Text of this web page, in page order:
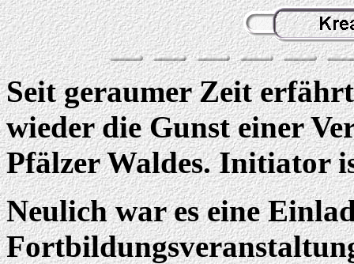
Seit geraumer Zeit
wieder die Gunst einer
Pfälzer Waldes. Initiator
Neulich war es eine